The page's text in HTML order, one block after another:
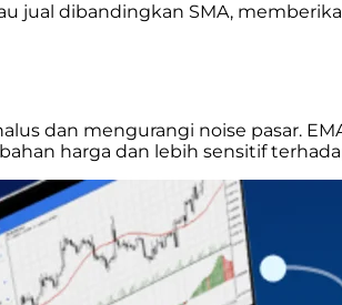
jual dibandingkan SMA,
dan mengurangi noise pasar.
harga dan lebih sensitif